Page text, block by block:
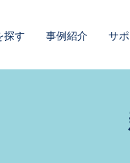
探す 事例紹介 サ